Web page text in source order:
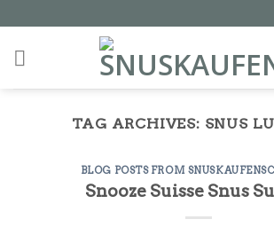
to
content
TAG ARCHIVES: SNUS
BLOG POSTS FROM
Snooze Suisse Snus